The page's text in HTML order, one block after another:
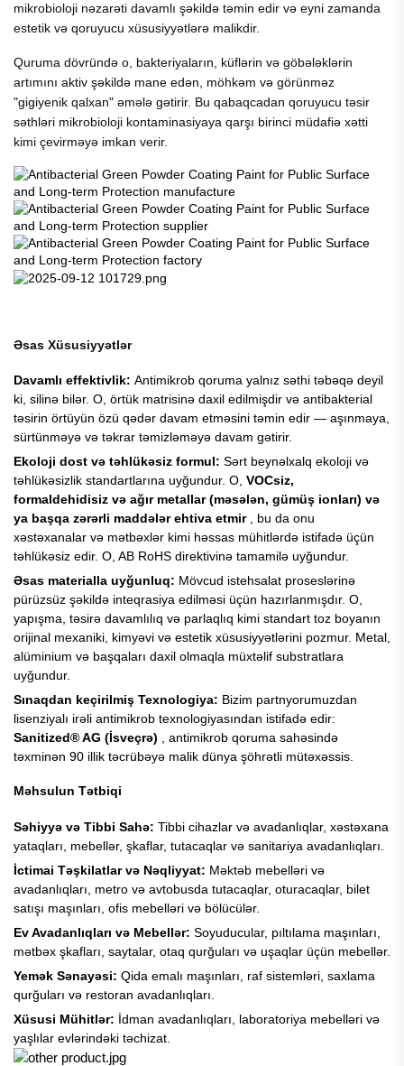
mikrobioloji nəzarəti davamlı şəkildə təmin edir və eyni zamanda
estetik və qoruyucu xüsusiyyətlərə malikdir.
Quruma dövründə o, bakteriyaların, küflərin və göbələklərin
artımını aktiv şəkildə mane edən, möhkəm və görünməz
"gigiyenik qalxan" əmələ gətirir. Bu qabaqcadan qoruyucu təsir
səthləri mikrobioloji kontaminasiyaya qarşı birinci müdafiə xətti
kimi çevirməyə imkan verir.
Əsas Xüsusiyyətlər
Davamlı effektivlik: Antimikrob qoruma yalnız səthi təbəqə deyil
ki, silinə bilər. O, örtük matrisinə daxil edilmişdir və antibakterial
təsirin örtüyün özü qədər davam etməsini təmin edir — aşınmaya,
sürtünməyə və təkrar təmizləməyə davam gətirir.
Ekoloji dost və təhlükəsiz formul: Sərt beynəlxalq ekoloji və
təhlükəsizlik standartlarına uyğundur. O, VOCsiz,
formaldehidisiz və ağır metallar (məsələn, gümüş ionları) və
ya başqa zərərli maddələr ehtiva etmir
, bu da onu
xəstəxanalar və mətbəxlər kimi həssas mühitlərdə istifadə üçün
təhlükəsiz edir. O, AB RoHS direktivinə tamamilə uyğundur.
Əsas materialla uyğunluq: Mövcud istehsalat proseslərinə
pürüzsüz şəkildə inteqrasiya edilməsi üçün hazırlanmışdır. O,
yapışma, təsirə davamlılıq və parlaqlıq kimi standart toz boyanın
orijinal mexaniki, kimyəvi və estetik xüsusiyyətlərini pozmur. Metal,
alüminium və başqaları daxil olmaqla müxtəlif substratlara
uyğundur.
Sınaqdan keçirilmiş Texnologiya: Bizim partnyorumuzdan
lisenziyalı irəli antimikrob texnologiyasından istifadə edir:
Sanitized® AG (İsveçrə)
, antimikrob qoruma sahəsində
təxminən 90 illik təcrübəyə malik dünya şöhrətli mütəxəssis.
Məhsulun Tətbiqi
Səhiyyə və Tibbi Sahə: Tibbi cihazlar və avadanlıqlar, xəstəxana
yataqları, mebellər, şkaflar, tutacaqlar və sanitariya avadanlıqları.
İctimai Təşkilatlar və Nəqliyyat: Məktəb mebelləri və
avadanlıqları, metro və avtobusda tutacaqlar, oturacaqlar, bilet
satışı maşınları, ofis mebelləri və bölücülər.
Ev Avadanlıqları və Mebellər: Soyuducular, pıltılama maşınları,
mətbəx şkafları, saytalar, otaq qurğuları və uşaqlar üçün mebellər.
Yemək Sənayəsi: Qida emalı maşınları, raf sistemləri, saxlama
qurğuları və restoran avadanlıqları.
Xüsusi Mühitlər: İdman avadanlıqları, laboratoriya mebelləri və
yaşlılar evlərindəki təchizat.